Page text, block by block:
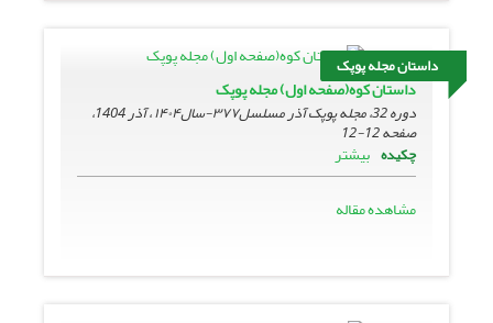
داستان مجله پوپک
داستان کوه(صفحه اول) مجله پوپک
دوره 32، مجله پوپک آذر مسلسل۳۷۷-سال۱۴۰۴ ، آذر 1404،
صفحه12-12
چکیده بیشتر
مشاهده مقاله